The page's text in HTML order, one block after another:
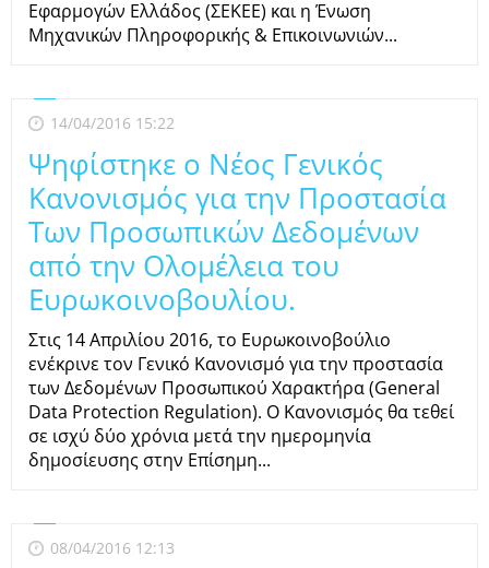
Εφαρμογών Ελλάδος (ΣΕΚΕΕ) και η Ένωση
Μηχανικών Πληροφορικής & Επικοινωνιών...
14/04/2016 15:22
Ψηφίστηκε o Νέος Γενικός
Κανονισμός για την Προστασία
Των Προσωπικών Δεδομένων
από την Ολομέλεια του
Ευρωκοινοβουλίου.
Στις 14 Απριλίου 2016, το Ευρωκοινοβούλιο
ενέκρινε τον Γενικό Κανονισμό για την προστασία
των Δεδομένων Προσωπικού Χαρακτήρα (General
Data Protection Regulation). Ο Κανονισμός θα τεθεί
σε ισχύ δύο χρόνια μετά την ημερομηνία
δημοσίευσης στην Επίσημη...
08/04/2016 12:13